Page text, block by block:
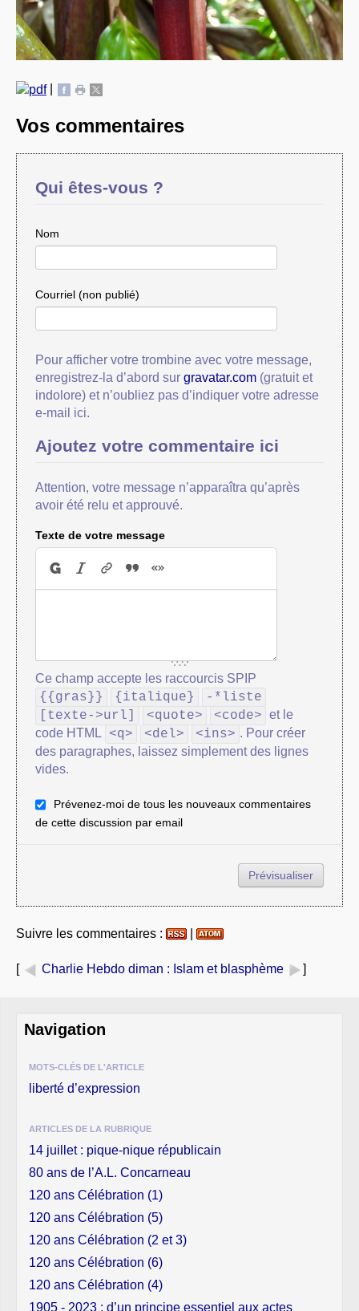
|
Vos commentaires
Qui êtes-vous ?
Nom
Courriel (non publié)
Pour afficher votre trombine avec votre message,
enregistrez-la d’abord sur gravatar.com(gratuit et
indolore) et n’oubliez pas d’indiquer votre adresse
e-mail ici.
Ajoutez votre commentaire ici
Attention, votre message n’apparaîtra qu’après
avoir été relu et approuvé.
Texte de votre message
Ce champ accepte les raccourcis SPIP
{{gras}} {italique}
-*liste
[texte->url]
<quote> <code> et le
code HTML
<q> <del> <ins> . Pour créer
des paragraphes, laissez simplement des lignes
vides.
Prévenez-moi de tous les nouveaux commentaires
de cette discussion par email
Suivre les commentaires :
[ Charlie Hebdo diman : Islam et blasphème ]
Navigation
MOTS-CLÉS DE L'ARTICLE
liberté d’expression
ARTICLES DE LA RUBRIQUE
14 juillet : pique-nique républicain
80 ans de l’A.L. Concarneau
120 ans Célébration (1)
120 ans Célébration (5)
120 ans Célébration (2 et 3)
120 ans Célébration (6)
120 ans Célébration (4)
1905 - 2023 : d’un principe essentiel aux actes